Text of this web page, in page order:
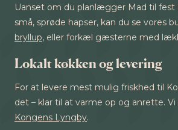
Uanset om du planlægger Mad til
små, sprøde hapser, kan du se vores
bryllup, eller forkæl gæsterne med
Lokalt køkken og levering
For at levere mest mulig friskhed til
det – klar til at varme op og anrette.
Kongens Lyngby.